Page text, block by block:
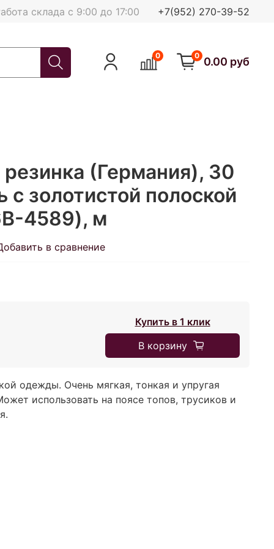
склада с 9:00 до 17:00 +7(952) 270-39-52
0 0 0.00 руб
(Германия), 30
золотистой полоской
4589), м
в сравнение
Купить в 1 клик
В корзину
одежды. Очень мягкая, тонкая и упругая
использовать на поясе топов, трусиков и